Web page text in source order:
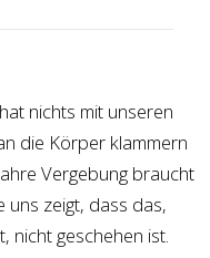
nichts mit unseren
die Körper klammern
Vergebung braucht
uns zeigt, dass das,
nicht geschehen ist.